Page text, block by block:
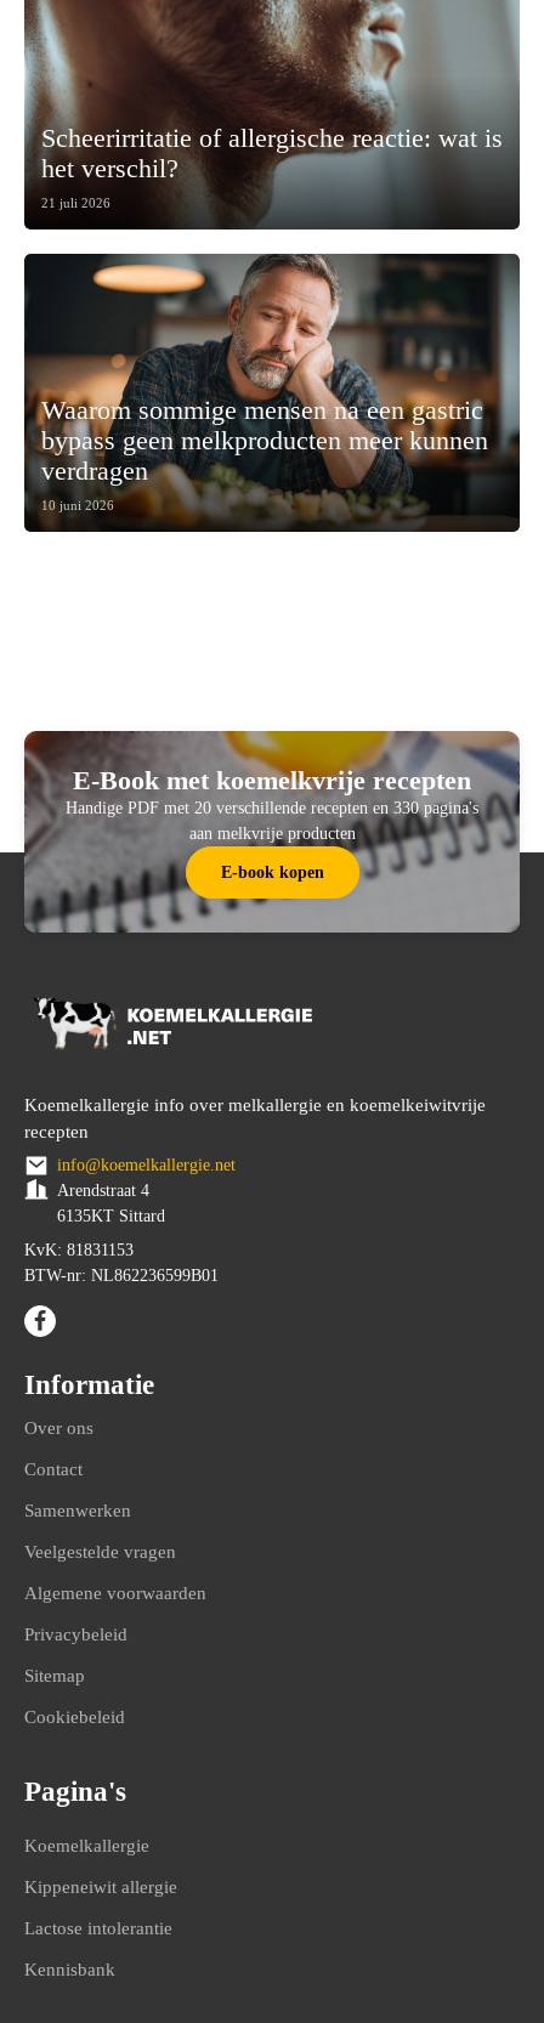
Scheerirritatie of allergische reactie: wat is
het verschil?
21 juli 2026
Waarom sommige mensen na een gastric
bypass geen melkproducten meer kunnen
verdragen
10 juni 2026
E-Book met koemelkvrije recepten
Handige PDF met 20 verschillende recepten en 330 pagina's
aan melkvrije producten
E-book kopen
Koemelkallergie info over melkallergie en koemelkeiwitvrije
recepten
info@koemelkallergie.net
Arendstraat 4
6135KT Sittard
KvK: 81831153
BTW-nr: NL862236599B01
Informatie
Over ons
Contact
Samenwerken
Veelgestelde vragen
Algemene voorwaarden
Privacybeleid
Sitemap
Cookiebeleid
Pagina's
Koemelkallergie
Kippeneiwit allergie
Lactose intolerantie
Kennisbank